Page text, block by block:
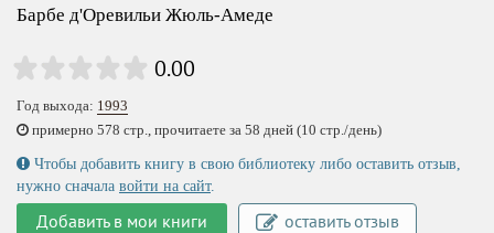
Барбе д'Оревильи Жюль-Амеде
0.00
Год выхода: 1993
примерно 578 стр., прочитаете за 58 дней (10 стр./день)
Чтобы добавить книгу в свою библиотеку либо оставить отзыв,
нужно сначала войти на сайт.
Добавить в мои книги
оставить отзыв